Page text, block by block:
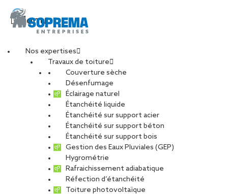
Menu
Nos expertises
Travaux de toiture
Couverture sèche
Désenfumage
Éclairage naturel
Étanchéité liquide
Étanchéité sur support acier
Étanchéité sur support béton
Étanchéité sur support bois
Gestion des Eaux Pluviales (GEP)
Hygrométrie
Rafraichissement adiabatique
Réfection d’étanchéité
Toiture photovoltaïque
20250409_095954-
min
PARTAGER
16 juillet 2025